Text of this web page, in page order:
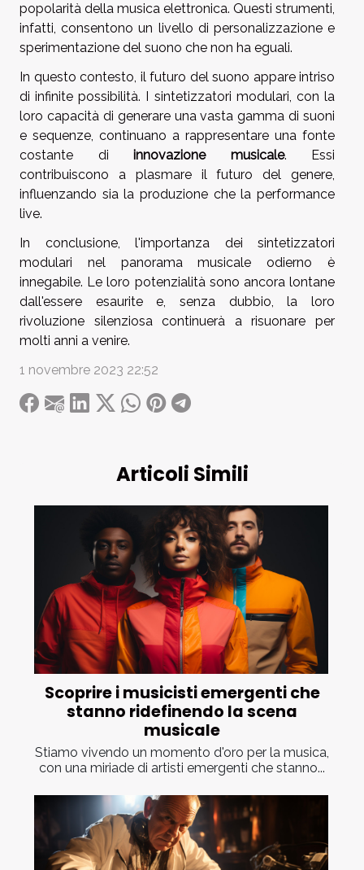
popolarità della musica elettronica. Questi strumenti,
infatti, consentono un livello di personalizzazione e
sperimentazione del suono che non ha eguali.
In questo contesto, il futuro del suono appare intriso
di infinite possibilità. I sintetizzatori modulari, con la
loro capacità di generare una vasta gamma di suoni
e sequenze, continuano a rappresentare una fonte
costante di innovazione musicale. Essi
contribuiscono a plasmare il futuro del genere,
influenzando sia la produzione che la performance
live.
In conclusione, l'importanza dei sintetizzatori
modulari nel panorama musicale odierno è
innegabile. Le loro potenzialità sono ancora lontane
dall'essere esaurite e, senza dubbio, la loro
rivoluzione silenziosa continuerà a risuonare per
molti anni a venire.
1 novembre 2023 22:52
Articoli Simili
Scoprire i musicisti emergenti che
stanno ridefinendo la scena
musicale
Stiamo vivendo un momento d'oro per la musica,
con una miriade di artisti emergenti che stanno...